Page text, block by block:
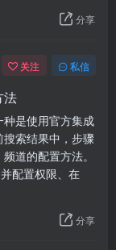
分享
关注 私信
法
是使用官方集成
索结果中，步骤
道的配置方法。
配置权限、在
分享